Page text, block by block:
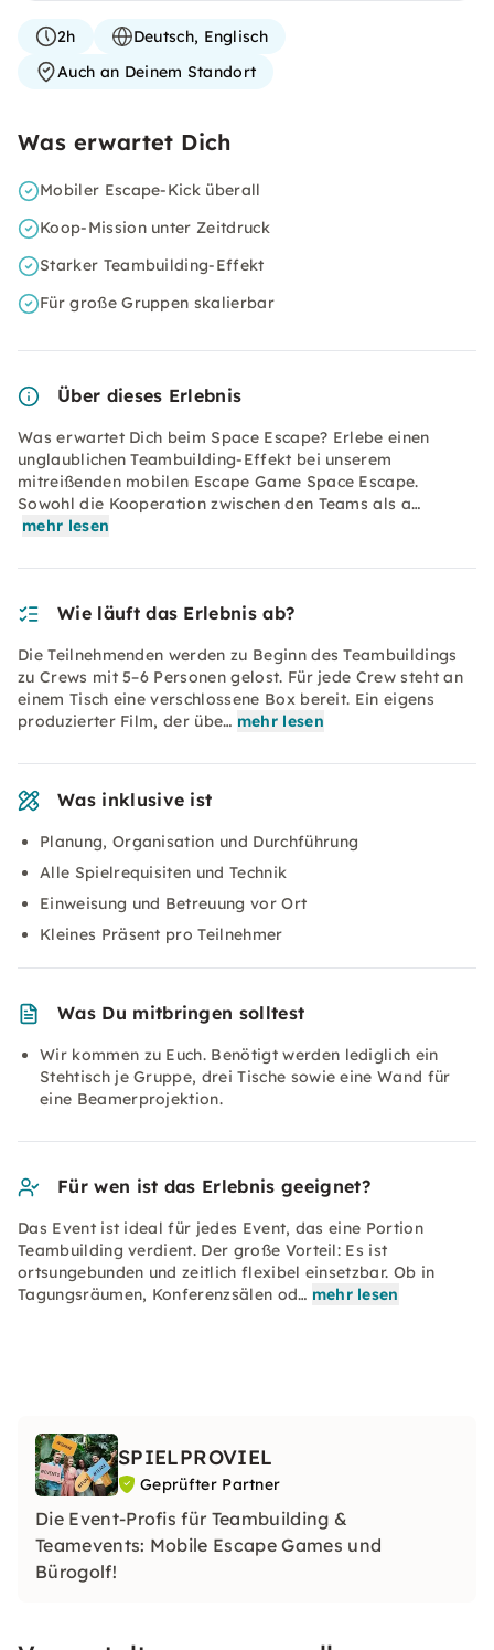
2h
Deutsch, Englisch
Auch an Deinem Standort
Was erwartet Dich
Mobiler Escape-Kick überall
Koop-Mission unter Zeitdruck
Starker Teambuilding-Effekt
Für große Gruppen skalierbar
Über dieses Erlebnis
Was erwartet Dich beim Space Escape? Erlebe einen
unglaublichen Teambuilding-Effekt bei unserem
mitreißenden mobilen Escape Game Space Escape.
Sowohl die Kooperation zwischen den Teams als a…
mehr lesen
Wie läuft das Erlebnis ab?
Die Teilnehmenden werden zu Beginn des Teambuildings
zu Crews mit 5–6 Personen gelost. Für jede Crew steht an
einem Tisch eine verschlossene Box bereit. Ein eigens
produzierter Film, der übe… mehr lesen
Was inklusive ist
Planung, Organisation und Durchführung
Alle Spielrequisiten und Technik
Einweisung und Betreuung vor Ort
Kleines Präsent pro Teilnehmer
Was Du mitbringen solltest
Wir kommen zu Euch. Benötigt werden lediglich ein
Stehtisch je Gruppe, drei Tische sowie eine Wand für
eine Beamerprojektion.
Für wen ist das Erlebnis geeignet?
Das Event ist ideal für jedes Event, das eine Portion
Teambuilding verdient. Der große Vorteil: Es ist
ortsungebunden und zeitlich flexibel einsetzbar. Ob in
Tagungsräumen, Konferenzsälen od… mehr lesen
SPIELPROVIEL
Geprüfter Partner
Die Event-Profis für Teambuilding &
Teamevents: Mobile Escape Games und
Bürogolf!